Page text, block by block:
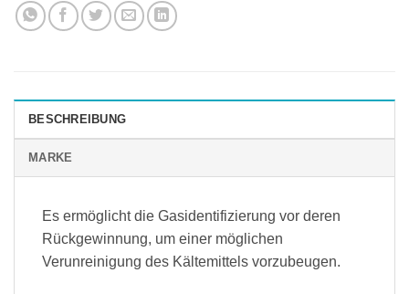
BESCHREIBUNG
MARKE
Es ermöglicht die Gasidentifizierung vor deren
Rückgewinnung, um einer möglichen
Verunreinigung des Kältemittels vorzubeugen.